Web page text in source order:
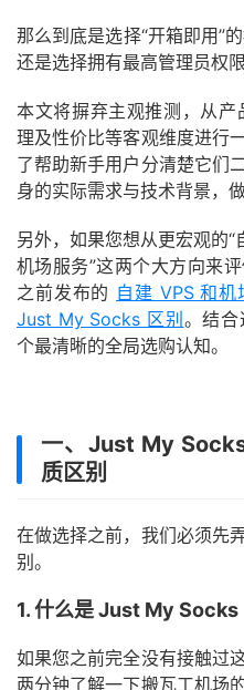
那么到底是选择“开箱即用”
还是选择拥有最高管理员权
本文将摒弃主观推测，从
理及性价比等客观维度进行
了帮助新手用户分清楚它们
身的实际需求与技术背景，
另外，如果您想从更宏观的“
机场服务”这两个大方向来
之前发布的 自建 VPS 和
Just My Socks 区别 。结
个最清晰的全局选购认知。
一、Just My
质区别
在做选择之前，我们必须先
别。
1. 什么是 Just My Socks
如果您之前完全没有接触过
两分钟了解一下搬瓦工机场